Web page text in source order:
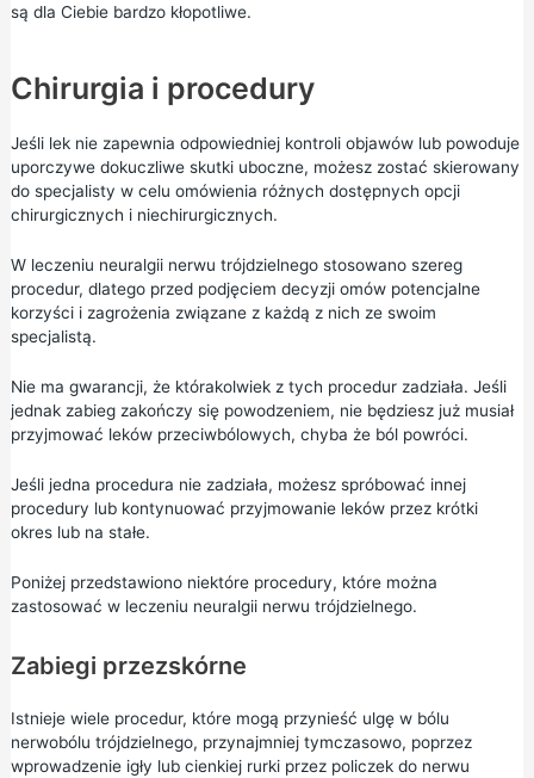
są dla Ciebie bardzo kłopotliwe.
Chirurgia i procedury
Jeśli lek nie zapewnia odpowiedniej kontroli objawów lub powoduje
uporczywe dokuczliwe skutki uboczne, możesz zostać skierowany
do specjalisty w celu omówienia różnych dostępnych opcji
chirurgicznych i niechirurgicznych.
W leczeniu neuralgii nerwu trójdzielnego stosowano szereg
procedur, dlatego przed podjęciem decyzji omów potencjalne
korzyści i zagrożenia związane z każdą z nich ze swoim
specjalistą.
Nie ma gwarancji, że którakolwiek z tych procedur zadziała. Jeśli
jednak zabieg zakończy się powodzeniem, nie będziesz już musiał
przyjmować leków przeciwbólowych, chyba że ból powróci.
Jeśli jedna procedura nie zadziała, możesz spróbować innej
procedury lub kontynuować przyjmowanie leków przez krótki
okres lub na stałe.
Poniżej przedstawiono niektóre procedury, które można
zastosować w leczeniu neuralgii nerwu trójdzielnego.
Zabiegi przezskórne
Istnieje wiele procedur, które mogą przynieść ulgę w bólu
nerwobólu trójdzielnego, przynajmniej tymczasowo, poprzez
wprowadzenie igły lub cienkiej rurki przez policzek do nerwu